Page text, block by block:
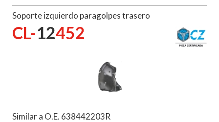
Soporte izquierdo paragolpes trasero
CL-12452
Similar a O.E. 638442203R